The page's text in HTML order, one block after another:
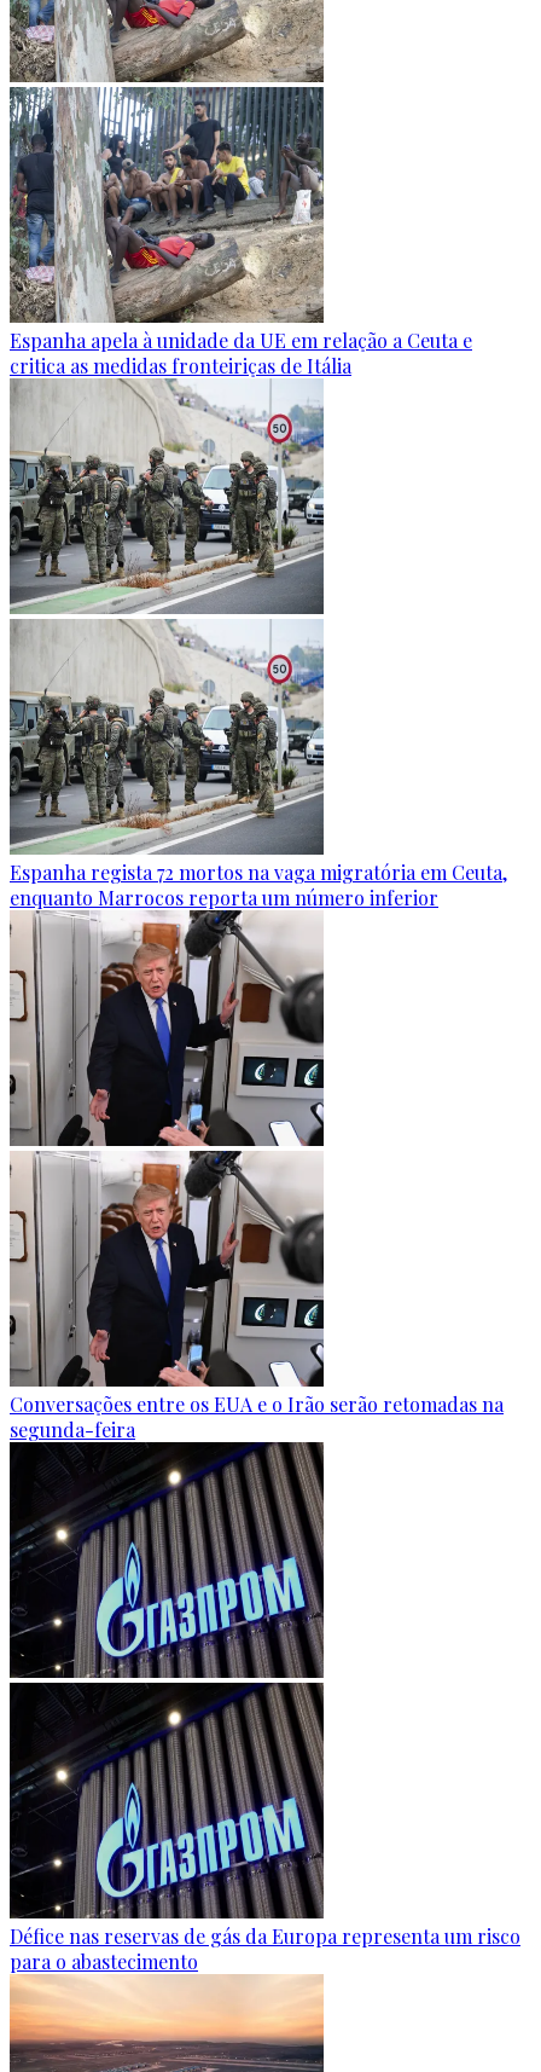
Espanha apela à unidade da UE em relação a Ceuta e
critica as medidas fronteiriças de Itália
Espanha regista 72 mortos na vaga migratória em Ceuta,
enquanto Marrocos reporta um número inferior
Conversações entre os EUA e o Irão serão retomadas na
segunda-feira
Défice nas reservas de gás da Europa representa um risco
para o abastecimento